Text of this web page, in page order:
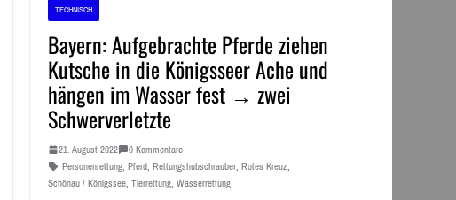
TECHNISCH
Bayern: Aufgebrachte Pferde ziehen
Kutsche in die Königsseer Ache und
hängen im Wasser fest → zwei
Schwerverletzte
21. August 2022
0 Kommentare
Personenrettung, Pferd, Rettungshubschrauber, Rotes Kreuz,
Schönau / Königssee, Tierrettung, Wasserrettung